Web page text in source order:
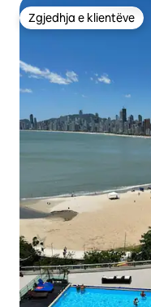
Zgjedhja e klientëve
Zgjedhja e klientëve